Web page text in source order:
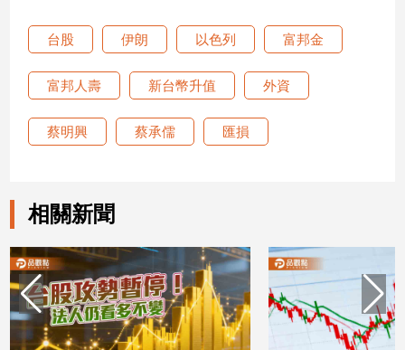
情
術
／
文
電
影
薦
科
技/
遊
戲
台股 伊朗 以色列 富邦金
富邦人壽 新台幣升值 外資
蔡明興 蔡承儒 匯損
相關新聞